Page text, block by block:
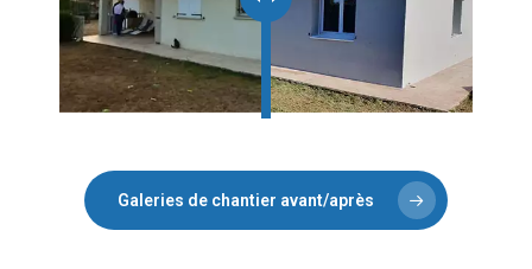
Galeries de chantier avant/après